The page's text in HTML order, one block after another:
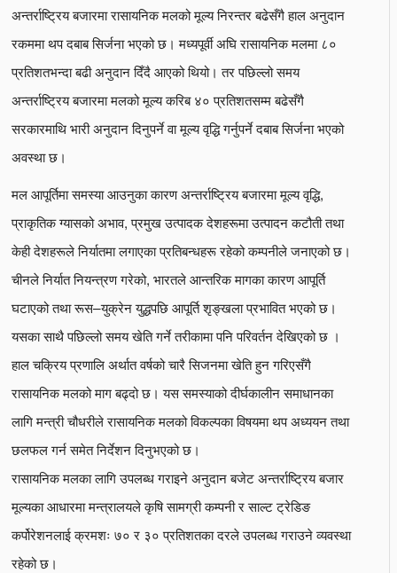
अन्तर्राष्ट्रिय बजारमा रासायनिक मलको मूल्य निरन्तर बढेसँगै हाल अनुदान
रकममा थप दबाब सिर्जना भएको छ। मध्यपूर्वी अघि रासायनिक मलमा ८०
प्रतिशतभन्दा बढी अनुदान दिँदै आएको थियो। तर पछिल्लो समय
अन्तर्राष्ट्रिय बजारमा मलको मूल्य करिब ४० प्रतिशतसम्म बढेसँगै
सरकारमाथि भारी अनुदान दिनुपर्ने वा मूल्य वृद्धि गर्नुपर्ने दबाब सिर्जना भएको
अवस्था छ।
मल आपूर्तिमा समस्या आउनुका कारण अन्तर्राष्ट्रिय बजारमा मूल्य वृद्धि,
प्राकृतिक ग्यासको अभाव, प्रमुख उत्पादक देशहरूमा उत्पादन कटौती तथा
केही देशहरूले निर्यातमा लगाएका प्रतिबन्धहरू रहेको कम्पनीले जनाएको छ।
चीनले निर्यात नियन्त्रण गरेको, भारतले आन्तरिक मागका कारण आपूर्ति
घटाएको तथा रूस–युक्रेन युद्धपछि आपूर्ति शृङ्खला प्रभावित भएको छ।
यसका साथै पछिल्लो समय खेति गर्ने तरीकामा पनि परिवर्तन देखिएको छ ।
हाल चक्रिय प्रणालि अर्थात वर्षको चारै सिजनमा खेति हुन गरिएसँगै
रासायनिक मलको माग बढ्दो छ। यस समस्याको दीर्घकालीन समाधानका
लागि मन्त्री चौधरीले रासायनिक मलको विकल्पका विषयमा थप अध्ययन तथा
छलफल गर्न समेत निर्देशन दिनुभएको छ।
रासायनिक मलका लागि उपलब्ध गराइने अनुदान बजेट अन्तर्राष्ट्रिय बजार
मूल्यका आधारमा मन्त्रालयले कृषि सामग्री कम्पनी र साल्ट ट्रेडिङ
कर्पोरेशनलाई क्रमशः ७० र ३० प्रतिशतका दरले उपलब्ध गराउने व्यवस्था
रहेको छ।